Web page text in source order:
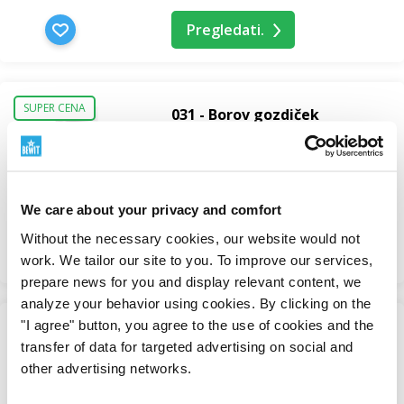
We care about your privacy and comfort
Without the necessary cookies, our website would not
work. We tailor our site to you. To improve our services,
prepare news for you and display relevant content, we
analyze your behavior using cookies. By clicking on the
"I agree" button, you agree to the use of cookies and the
transfer of data for targeted advertising on social and
other advertising networks.
Pregledati.
SUPER CENA
031 - Borov gozdiček
TKM - Tradicionalna kitajska
10,07 €
Pregledati.
SUPER CENA
032 - Umirjeno dihanje
TKM - Tradicionalna kitajska